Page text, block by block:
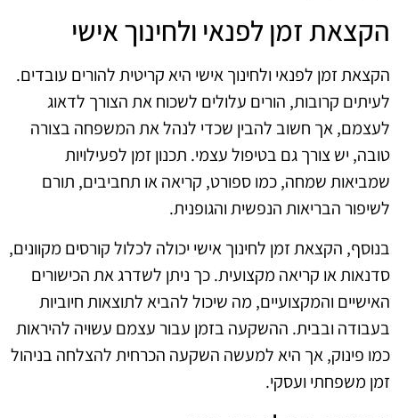
הקצאת זמן לפנאי ולחינוך אישי
הקצאת זמן לפנאי ולחינוך אישי היא קריטית להורים עובדים.
לעיתים קרובות, הורים עלולים לשכוח את הצורך לדאוג
לעצמם, אך חשוב להבין שכדי לנהל את המשפחה בצורה
טובה, יש צורך גם בטיפול עצמי. תכנון זמן לפעילויות
שמביאות שמחה, כמו ספורט, קריאה או תחביבים, תורם
לשיפור הבריאות הנפשית והגופנית.
בנוסף, הקצאת זמן לחינוך אישי יכולה לכלול קורסים מקוונים,
סדנאות או קריאה מקצועית. כך ניתן לשדרג את הכישורים
האישיים והמקצועיים, מה שיכול להביא לתוצאות חיוביות
בעבודה ובבית. ההשקעה בזמן עבור עצמם עשויה להיראות
כמו פינוק, אך היא למעשה השקעה הכרחית להצלחה בניהול
זמן משפחתי ועסקי.